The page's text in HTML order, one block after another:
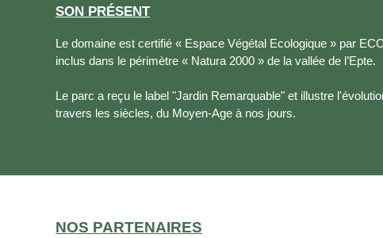
SON PRÉSENT
Le domaine est certifié « Espace Végétal Ecologique » par
inclus dans le périmètre « Natura 2000 » de la vallée de l’Epte.
Le parc a reçu le label "Jardin Remarquable" et illustre
travers les siècles, du Moyen-Age à nos jours.
NOS PARTENAIRES